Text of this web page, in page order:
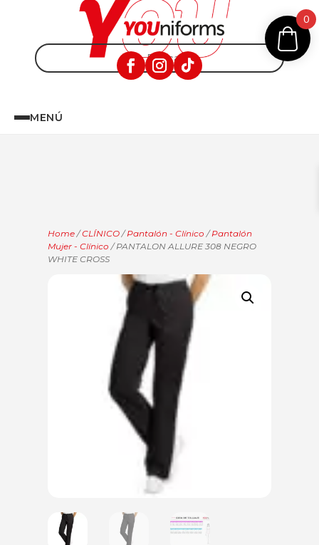
MENÚ
Home /CLÍNICO /Pantalón - Clínico /Pantalón
Mujer - Clínico / PANTALON ALLURE 308 NEGRO
WHITE CROSS
0